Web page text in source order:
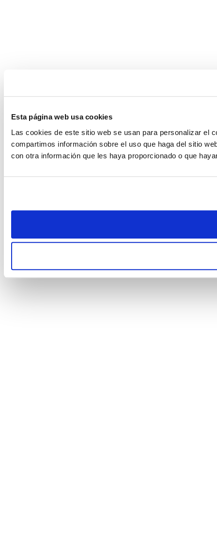
Esta página web usa cookies
Las cookies de este sitio web se usan para personalizar el
compartimos información sobre el uso que haga del sitio
con otra información que les haya proporcionado o que